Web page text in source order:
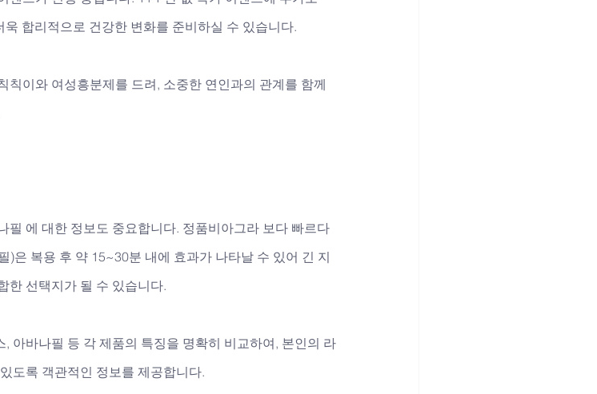
합리적으로 건강한 변화를 준비하실 수 있습니다.
칙이와 여성흥분제를 드려, 소중한 연인과의 관계를 함께
필 에 대한 정보도 중요합니다. 정품비아그라 보다 빠르다
)은 복용 후 약 15~30분 내에 효과가 나타날 수 있어 긴 지
한 선택지가 될 수 있습니다.
아바나필 등 각 제품의 특징을 명확히 비교하여, 본인의 라
도록 객관적인 정보를 제공합니다.